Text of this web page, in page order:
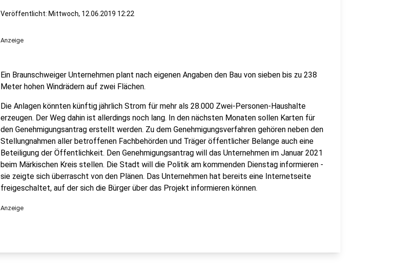
Veröffentlicht: Mittwoch, 12.06.2019 12:22
Anzeige
Ein Braunschweiger Unternehmen plant nach eigenen Angaben den Bau von sieben bis zu 238
Meter hohen Windrädern auf zwei Flächen.
Die Anlagen könnten künftig jährlich Strom für mehr als 28.000 Zwei-Personen-Haushalte
erzeugen. Der Weg dahin ist allerdings noch lang. In den nächsten Monaten sollen Karten für
den Genehmigungsantrag erstellt werden. Zu dem Genehmigungsverfahren gehören neben den
Stellungnahmen aller betroffenen Fachbehörden und Träger öffentlicher Belange auch eine
Beteiligung der Öffentlichkeit. Den Genehmigungsantrag will das Unternehmen im Januar 2021
beim Märkischen Kreis stellen. Die Stadt will die Politik am kommenden Dienstag informieren -
sie zeigte sich überrascht von den Plänen. Das Unternehmen hat bereits eine Internetseite
freigeschaltet, auf der sich die Bürger über das Projekt informieren können.
Anzeige